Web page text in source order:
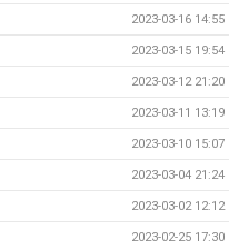
2023-03-16 14:55
2023-03-15 19:54
2023-03-12 21:20
2023-03-11 13:19
2023-03-10 15:07
2023-03-04 21:24
2023-03-02 12:12
2023-02-25 17:30